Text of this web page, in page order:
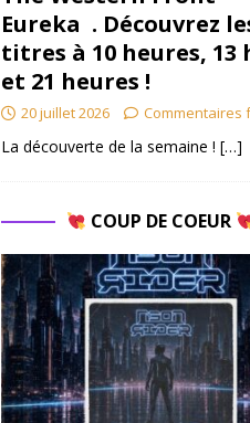
Eureka . Découvrez
titres à 10 heures, 13
et 21 heures !
20 juillet 2026 Commentaires
La découverte de la semaine ! […]
COUP DE COEUR